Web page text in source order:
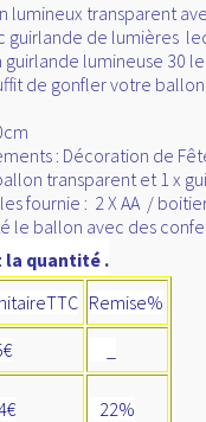
lumineux transparent
guirlande de lumières
guirlande lumineuse 30
de gonfler votre
: Décoration de
transparent et 1 x
fournie : 2 X AA /
le ballon avec des
la quantité .
Remise%
22%